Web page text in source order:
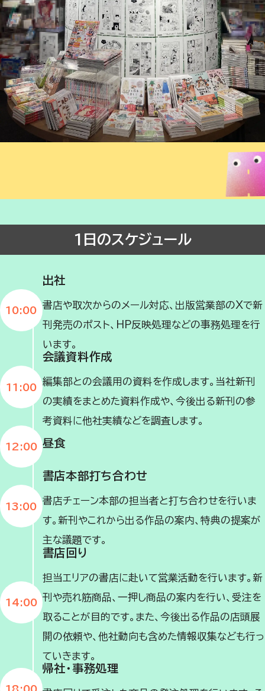
1日のスケジュール
10:00
出社
書店や取次からのメール対応、出版営業部のXで新
刊発売のポスト、HP反映処理などの事務処理を行
います。
11:00
会議資料作成
編集部との会議用の資料を作成します。当社新刊
の実績をまとめた資料作成や、今後出る新刊の参
考資料に他社実績などを調査します。
12:00 昼食
13:00
書店本部打ち合わせ
書店チェーン本部の担当者と打ち合わせを行いま
す。新刊やこれから出る作品の案内、特典の提案が
主な議題です。
14:00
書店回り
担当エリアの書店に赴いて営業活動を行います。新
刊や売れ筋商品、一押し商品の案内を行い、受注を
取ることが目的です。また、今後出る作品の店頭展
開の依頼や、他社動向も含めた情報収集なども行っ
ていきます。
18:00
帰社・事務処理